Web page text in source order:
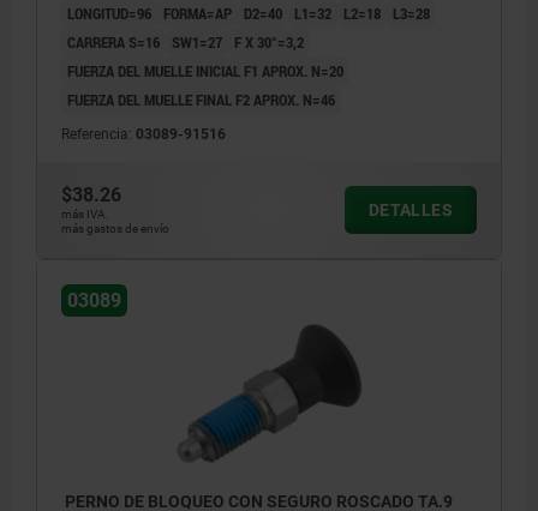
LONGITUD=96
FORMA=AP D2=40 L1=32 L2=18
L3=28
CARRERA S=16
SW1=27
F X 30°=3,2
FUERZA DEL MUELLE INICIAL F1 APROX. N=20
FUERZA DEL MUELLE FINAL F2 APROX. N=46
Referencia: 03089-91516
$38.26
más IVA.
más gastos de envío
DETALLES
03089
PERNO DE BLOQUEO CON SEGURO ROSCADO TA.9